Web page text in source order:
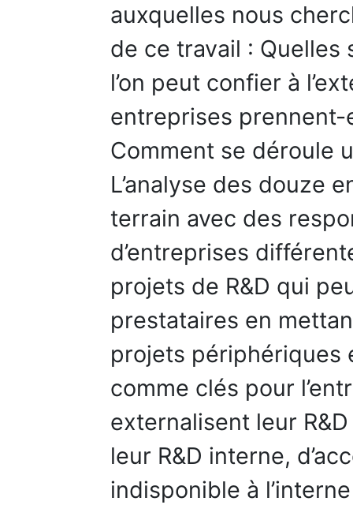
auxquelles nous
de ce travail : Quelles
l’on peut confier à
entreprises
Comment se déroule
L’analyse des douze
terrain avec des
d’entreprises
projets de R&D qui
prestataires en
projets périphériques
comme clés pour
externalisent leur
leur R&D interne,
indisponible à